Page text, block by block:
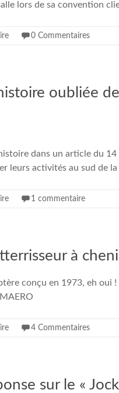
lors de sa convention
0 Commentaires
oubliée
dans un article du
leurs activités au sud de la
1 commentaire
à
conçu en 1973, eh
4 Commentaires
sur le «